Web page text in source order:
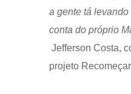
a gente tá
conta do próprio
Jefferson Costa,
projeto